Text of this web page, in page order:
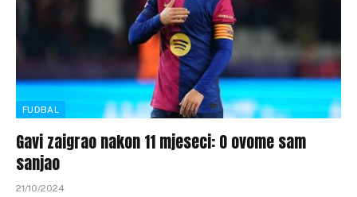
FUDBAL
Gavi zaigrao nakon 11 mjeseci: O ovome sam
sanjao
21/10/2024